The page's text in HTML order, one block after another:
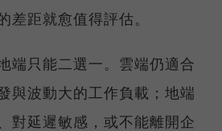
差距就愈值得評估。
端只能二選一。雲端仍適合
與波動大的工作負載；地端
對延遲敏感，或不能離開企